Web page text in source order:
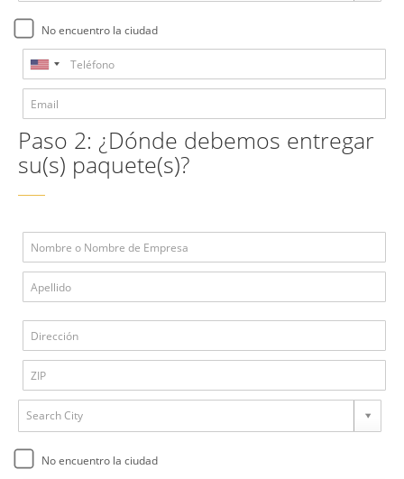
No encuentro la ciudad
Paso 2: ¿Dónde debemos entregar
su(s) paquete(s)?
Search City
No encuentro la ciudad